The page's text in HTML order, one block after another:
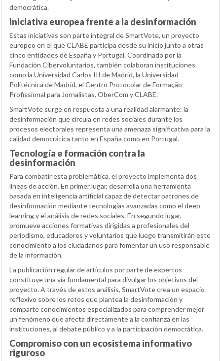
democrática.
Iniciativa europea frente a la desinformación
Estas iniciativas son parte integral de SmartVote, un proyecto
europeo en el que CLABE participa desde su inicio junto a otras
cinco entidades de España y Portugal. Coordinado por la
Fundación Cibervoluntarios, también colaboran instituciones
como la Universidad Carlos III de Madrid, la Universidad
Politécnica de Madrid, el Centro Protocolar de Formação
Profissional para Jornalistas, OberCom y CLABE.
SmartVote surge en respuesta a una realidad alarmante: la
desinformación que circula en redes sociales durante los
procesos electorales representa una amenaza significativa para la
calidad democrática tanto en España como en Portugal.
Tecnología e formación contra la
desinformación
Para combatir esta problemática, el proyecto implementa dos
líneas de acción. En primer lugar, desarrolla una herramienta
basada en inteligencia artificial capaz de detectar patrones de
desinformación mediante tecnologías avanzadas como el deep
learning y el análisis de redes sociales. En segundo lugar,
promueve acciones formativas dirigidas a profesionales del
periodismo, educadores y voluntarios que luego transmitirán este
conocimiento a los ciudadanos para fomentar un uso responsable
de la información.
La publicación regular de artículos por parte de expertos
constituye una vía fundamental para divulgar los objetivos del
proyecto. A través de estos análisis, SmartVote crea un espacio
reflexivo sobre los retos que plantea la desinformación y
comparte conocimientos especializados para comprender mejor
un fenómeno que afecta directamente a la confianza en las
instituciones, al debate público y a la participación democrática.
Compromiso con un ecosistema informativo
riguroso